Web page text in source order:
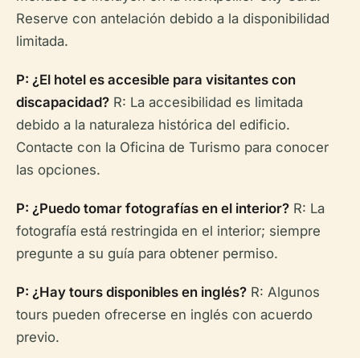
Reserve con antelación debido a la disponibilidad
limitada.
P: ¿El hotel es accesible para visitantes con
discapacidad? R: La accesibilidad es limitada
debido a la naturaleza histórica del edificio.
Contacte con la Oficina de Turismo para conocer
las opciones.
P: ¿Puedo tomar fotografías en el interior? R: La
fotografía está restringida en el interior; siempre
pregunte a su guía para obtener permiso.
P: ¿Hay tours disponibles en inglés? R: Algunos
tours pueden ofrecerse en inglés con acuerdo
previo.